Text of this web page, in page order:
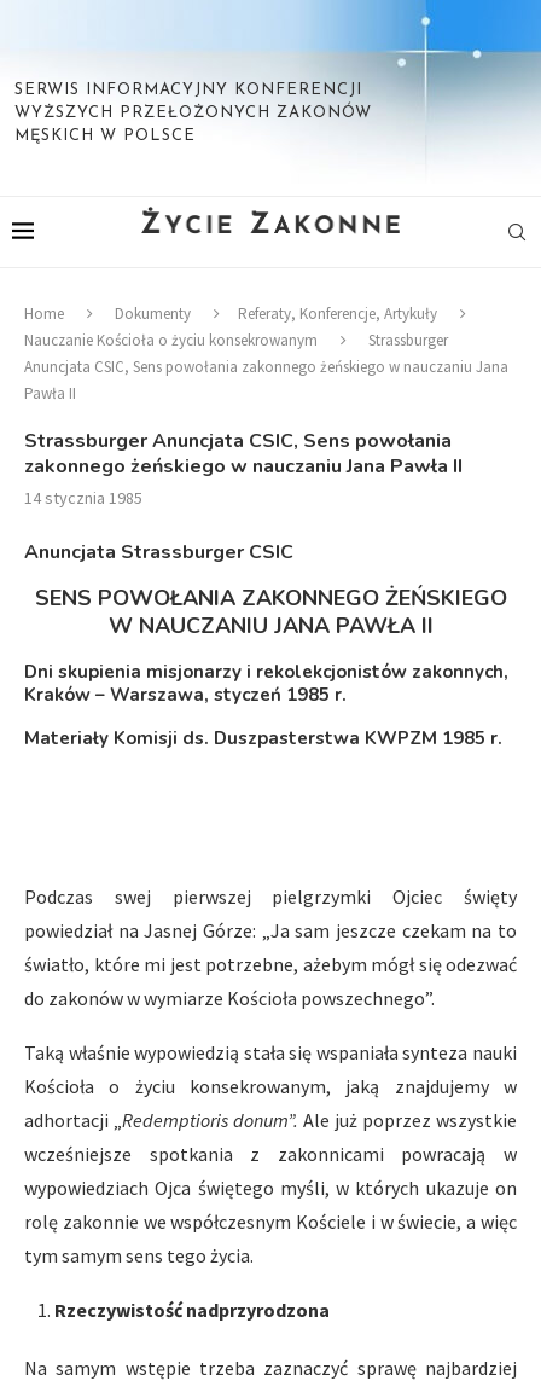
SERWIS INFORMACYJNY KONFERENCJI
WYŻSZYCH PRZEŁOŻONYCH ZAKONÓW
MĘSKICH W POLSCE
Home Dokumenty
Referaty, Konferencje, Artykuły
Nauczanie Kościoła o życiu konsekrowanym
Strassburger
Anuncjata CSIC, Sens powołania zakonnego żeńskiego w nauczaniu Jana
Pawła II
Strassburger Anuncjata CSIC, Sens powołania
zakonnego żeńskiego w nauczaniu Jana Pawła II
14 stycznia 1985
Anuncjata Strassburger CSIC
SENS POWOŁANIA ZAKONNEGO ŻEŃSKIEGO
W NAUCZANIU JANA PAWŁA II
Dni skupienia misjonarzy i rekolekcjonistów zakonnych,
Kraków – Warszawa, styczeń 1985 r.
Materiały Komisji ds. Duszpasterstwa KWPZM 1985 r.
Podczas swej pierwszej pielgrzymki Ojciec święty
powiedział na Jasnej Górze: „Ja sam jeszcze czekam na to
światło, które mi jest potrzebne, ażebym mógł się odezwać
do zakonów w wymiarze Kościoła powszechnego”.
Taką właśnie wypowiedzią stała się wspaniała synteza nauki
Kościoła o życiu konsekrowanym, jaką znajdujemy w
adhortacji „Redemptioris donum”. Ale już poprzez wszystkie
wcześniejsze spotkania z zakonnicami powracają w
wypowiedziach Ojca świętego myśli, w których ukazuje on
rolę zakonnie we współczesnym Kościele i w świecie, a więc
tym samym sens tego życia.
Rzeczywistośćnadprzyrodzona
Na samym wstępie trzeba zaznaczyć sprawę najbardziej